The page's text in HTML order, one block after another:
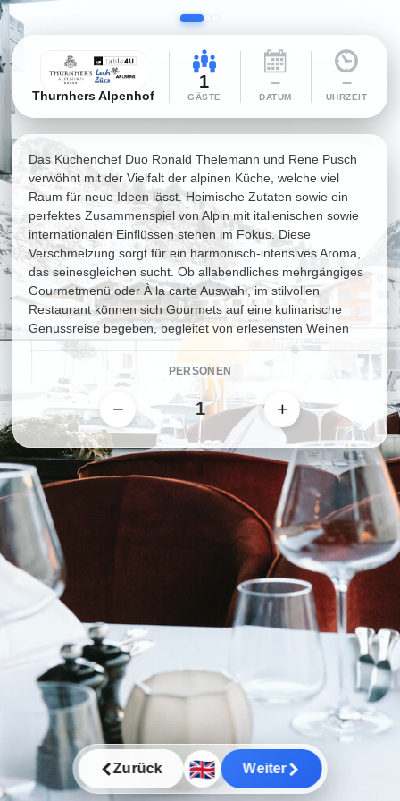
Thurnhers Alpenhof
1
GÄSTE
–
DATUM
–
UHRZEIT
Das Küchenchef Duo Ronald Thelemann und Rene Pusch
verwöhnt mit der Vielfalt der alpinen Küche, welche viel
Raum für neue Ideen lässt. Heimische Zutaten sowie ein
perfektes Zusammenspiel von Alpin mit italienischen sowie
internationalen Einflüssen stehen im Fokus. Diese
Verschmelzung sorgt für ein harmonisch-intensives Aroma,
das seinesgleichen sucht. Ob allabendliches mehrgängiges
Gourmetmenü oder À la carte Auswahl, im stilvollen
Restaurant können sich Gourmets auf eine kulinarische
Genussreise begeben, begleitet von erlesensten Weinen
PERSONEN
− +
Zurück 🇬🇧 Weiter